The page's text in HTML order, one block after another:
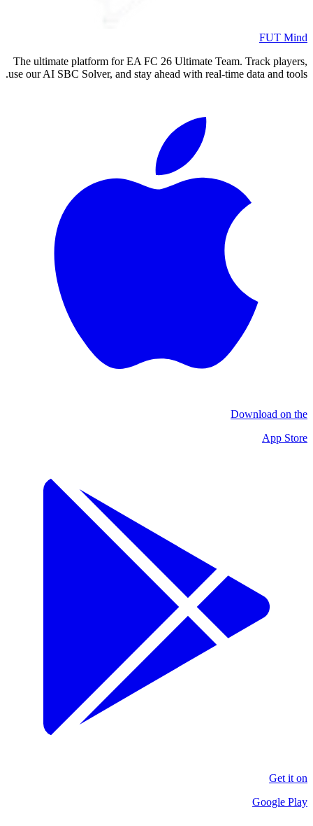
FUT Mind
The ultimate platform for EA FC 26 Ultimate Team. Track players,
use our AI SBC Solver, and stay ahead with real-time data and tools.
Download on the
App Store
Get it on
Google Play